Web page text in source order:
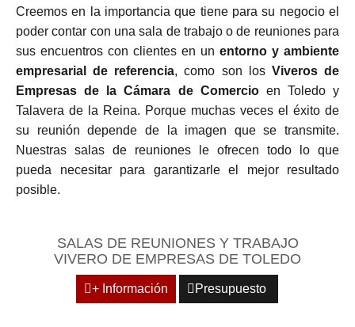
Creemos en la importancia que tiene para su negocio el
poder contar con una sala de trabajo o de reuniones para
sus encuentros con clientes en un entorno y ambiente
empresarial de referencia, como son los Viveros de
Empresas de la Cámara de Comercioen Toledo y
Talavera de la Reina. Porque muchas veces el éxito de
su reunión depende de la imagen que se transmite.
Nuestras salas de reuniones le ofrecen todo lo que
pueda necesitar para garantizarle el mejor resultado
posible.
SALAS DE REUNIONES Y TRABAJO
VIVERO DE EMPRESAS DE TOLEDO
+ Información Presupuesto